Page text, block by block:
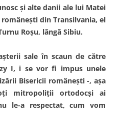
şi alte danii ale lui Matei
din Transilvania, el
Roşu, lângă Sibiu.
sale în scaun de către
I, i se vor fi impus unele
Bisericii româneşti -, aşa
mitropoliţii ortodocşi ai
le-a respectat, cum vom